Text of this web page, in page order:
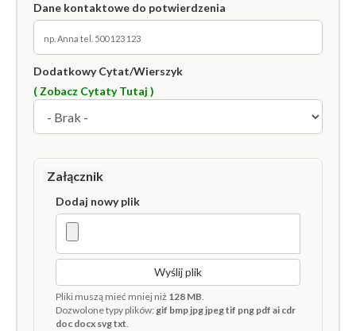
Dane kontaktowe do potwierdzenia
Dodatkowy Cytat/Wierszyk
( Zobacz Cytaty Tutaj )
Załącznik
Dodaj nowy plik
Wyślij plik
Pliki muszą mieć mniej niż 128 MB.
Dozwolone typy plików:gif bmp jpg jpeg tif png pdf ai cdr
doc docx svg txt.